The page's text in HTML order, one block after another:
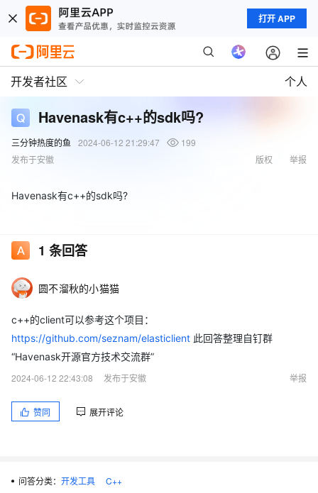
打开 APP
开发者社区 个人
Havenask有c++的sdk吗?
三分钟热度的鱼 2024-06-12 21:29:47
199
发布于安徽
举报
版权
Havenask有c++的sdk吗?
1 条回答
圆不溜秋的小猫猫
c++的client可以参考这个项目：
https://github.com/seznam/elasticlient 此回答整理自钉群
“Havenask开源官方技术交流群”
2024-06-12 22:43:08
发布于安徽 举报
赞同 展开评论
问答分类： 开发工具
C++